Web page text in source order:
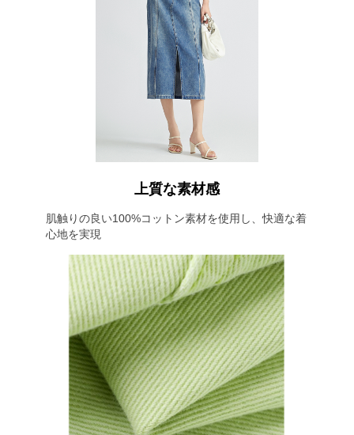
上質な素材感
肌触りの良い100%コットン素材を使用し、快適な着
心地を実現